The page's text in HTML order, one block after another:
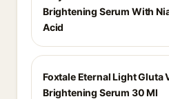
Brightening Serum With
Acid
Foxtale Eternal Light Gluta
Brightening Serum 30 Ml